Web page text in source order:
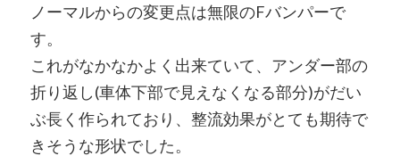
ノーマルからの変更点は無限のFバンパーで
す。
これがなかなかよく出来ていて、アンダー部の
折り返し(車体下部で見えなくなる部分)がだい
ぶ長く作られており、整流効果がとても期待で
きそうな形状でした。